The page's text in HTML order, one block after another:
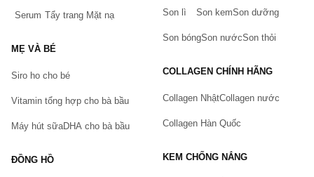
Serum Tẩy trang Mặt nạ
MẸ VÀ BÉ
Siro ho cho bé
Vitamin tổng hợp cho bà bầu
Máy hút sữaDHA cho bà bầu
ĐỒNG HỒ
Son lì Son kemSon dưỡng
Son bóngSon nướcSon thỏi
COLLAGEN CHÍNH HÃNG
Collagen NhậtCollagen nước
Collagen Hàn Quốc
KEM CHỐNG NẮNG